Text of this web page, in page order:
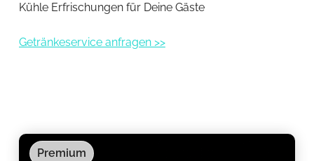
Kühle Erfrischungen für Deine Gäste
Getränkeservice anfragen >>
Premium